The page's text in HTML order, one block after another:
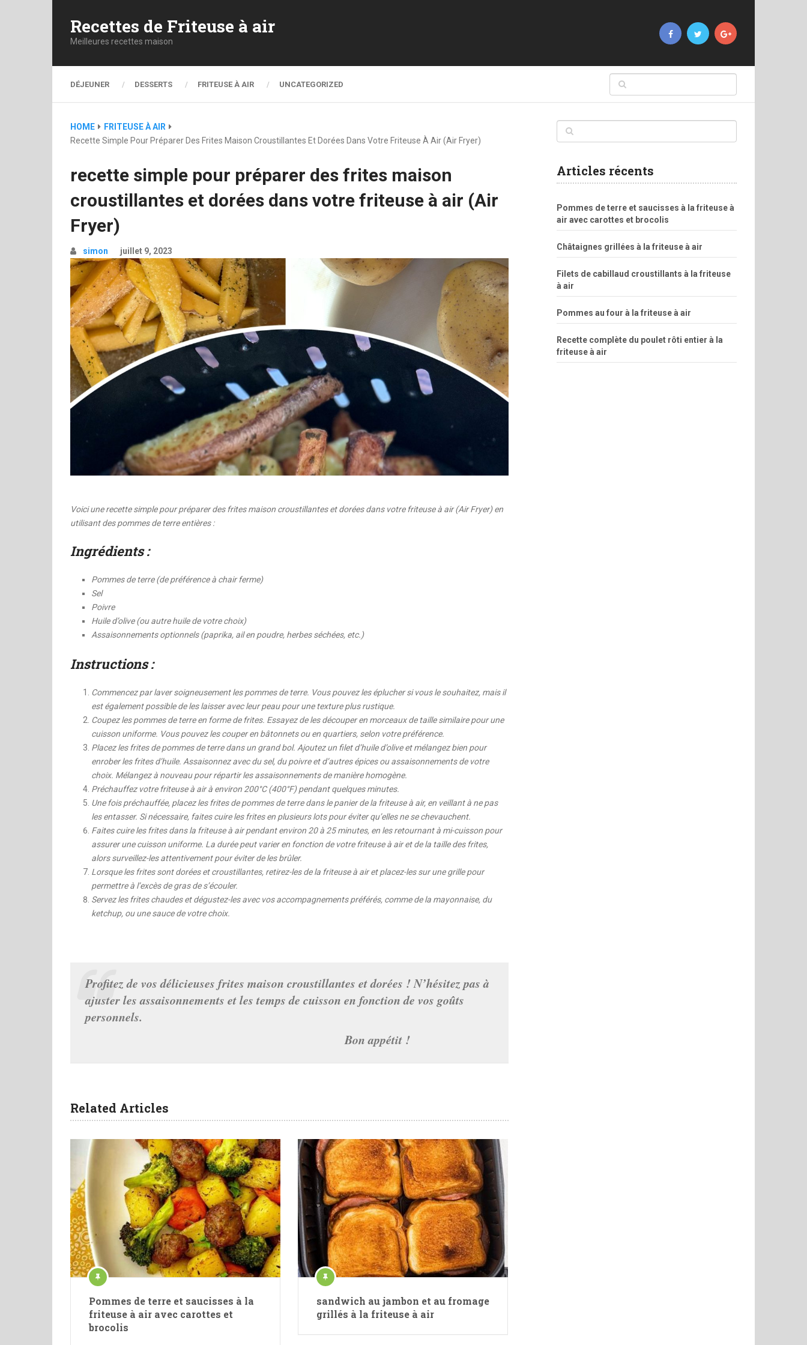
Recettes de Friteuse à air
Meilleures recettes maison
DÉJEUNER DESSERTS FRITEUSE À AIR UNCATEGORIZED
HOME
FRITEUSE À AIR
Recette Simple Pour Préparer Des Frites Maison Croustillantes Et Dorées Dans Votre Friteuse À Air (Air Fryer)
recette simple pour préparer des frites maison
croustillantes et dorées dans votre friteuse à air (Air
Fryer)
simon juillet 9, 2023
Voici une recette simple pour préparer des frites maison croustillantes et dorées dans votre friteuse à air (Air Fryer) en
utilisant des pommes de terre entières :
Ingrédients :
Pommes de terre (de préférence à chair ferme)
Sel
Poivre
Huile d’olive (ou autre huile de votre choix)
Assaisonnements optionnels (paprika, ail en poudre, herbes séchées, etc.)
Instructions :
Commencez par laver soigneusement les pommes de terre. Vous pouvez les éplucher si vous le souhaitez, mais il
est également possible de les laisser avec leur peau pour une texture plus rustique.
Coupez les pommes de terre en forme de frites. Essayez de les découper en morceaux de taille similaire pour une
cuisson uniforme. Vous pouvez les couper en bâtonnets ou en quartiers, selon votre préférence.
Placez les frites de pommes de terre dans un grand bol. Ajoutez un filet d’huile d’olive et mélangez bien pour
enrober les frites d’huile. Assaisonnez avec du sel, du poivre et d’autres épices ou assaisonnements de votre
choix. Mélangez à nouveau pour répartir les assaisonnements de manière homogène.
Préchauffez votre friteuse à air à environ 200°C (400°F) pendant quelques minutes.
Une fois préchauffée, placez les frites de pommes de terre dans le panier de la friteuse à air, en veillant à ne pas
les entasser. Si nécessaire, faites cuire les frites en plusieurs lots pour éviter qu’elles ne se chevauchent.
Faites cuire les frites dans la friteuse à air pendant environ 20 à 25 minutes, en les retournant à mi-cuisson pour
assurer une cuisson uniforme. La durée peut varier en fonction de votre friteuse à air et de la taille des frites,
alors surveillez-les attentivement pour éviter de les brûler.
Lorsque les frites sont dorées et croustillantes, retirez-les de la friteuse à air et placez-les sur une grille pour
permettre à l’excès de gras de s’écouler.
Servez les frites chaudes et dégustez-les avec vos accompagnements préférés, comme de la mayonnaise, du
ketchup, ou une sauce de votre choix.
Profitez de vos délicieuses frites maison croustillantes et dorées ! N’hésitez pas à
ajuster les assaisonnements et les temps de cuisson en fonction de vos goûts
personnels.
Bon appétit !
Related Articles
Pommes de terre et saucisses à la
friteuse à air avec carottes et
brocolis
sandwich au jambon et au fromage
grillés à la friteuse à air
Articles récents
Pommes de terre et saucisses à la friteuse à
air avec carottes et brocolis
Châtaignes grillées à la friteuse à air
Filets de cabillaud croustillants à la friteuse
à air
Pommes au four à la friteuse à air
Recette complète du poulet rôti entier à la
friteuse à air